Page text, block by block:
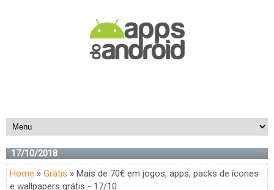
17/10/2018
Home » Grátis » Mais de 70€ em jogos, apps, packs de ícones
e wallpapers grátis - 17/10